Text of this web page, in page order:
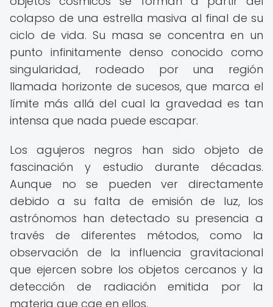
colapso de una estrella masiva al final de su
ciclo de vida. Su masa se concentra en un
punto infinitamente denso conocido como
singularidad, rodeado por una región
llamada horizonte de sucesos, que marca el
límite más allá del cual la gravedad es tan
intensa que nada puede escapar.
Los agujeros negros han sido objeto de
fascinación y estudio durante décadas.
Aunque no se pueden ver directamente
debido a su falta de emisión de luz, los
astrónomos han detectado su presencia a
través de diferentes métodos, como la
observación de la influencia gravitacional
que ejercen sobre los objetos cercanos y la
detección de radiación emitida por la
materia que cae en ellos.